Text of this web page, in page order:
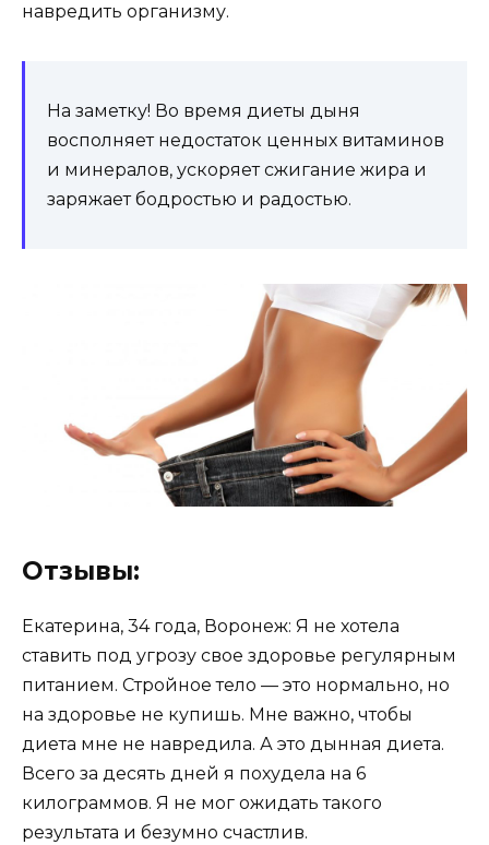
навредить организму.
На заметку! Во время диеты дыня
восполняет недостаток ценных витаминов
и минералов, ускоряет сжигание жира и
заряжает бодростью и радостью.
Отзывы:
Екатерина, 34 года, Воронеж: Я не хотела
ставить под угрозу свое здоровье регулярным
питанием. Стройное тело — это нормально, но
на здоровье не купишь. Мне важно, чтобы
диета мне не навредила. А это дынная диета.
Всего за десять дней я похудела на 6
килограммов. Я не мог ожидать такого
результата и безумно счастлив.